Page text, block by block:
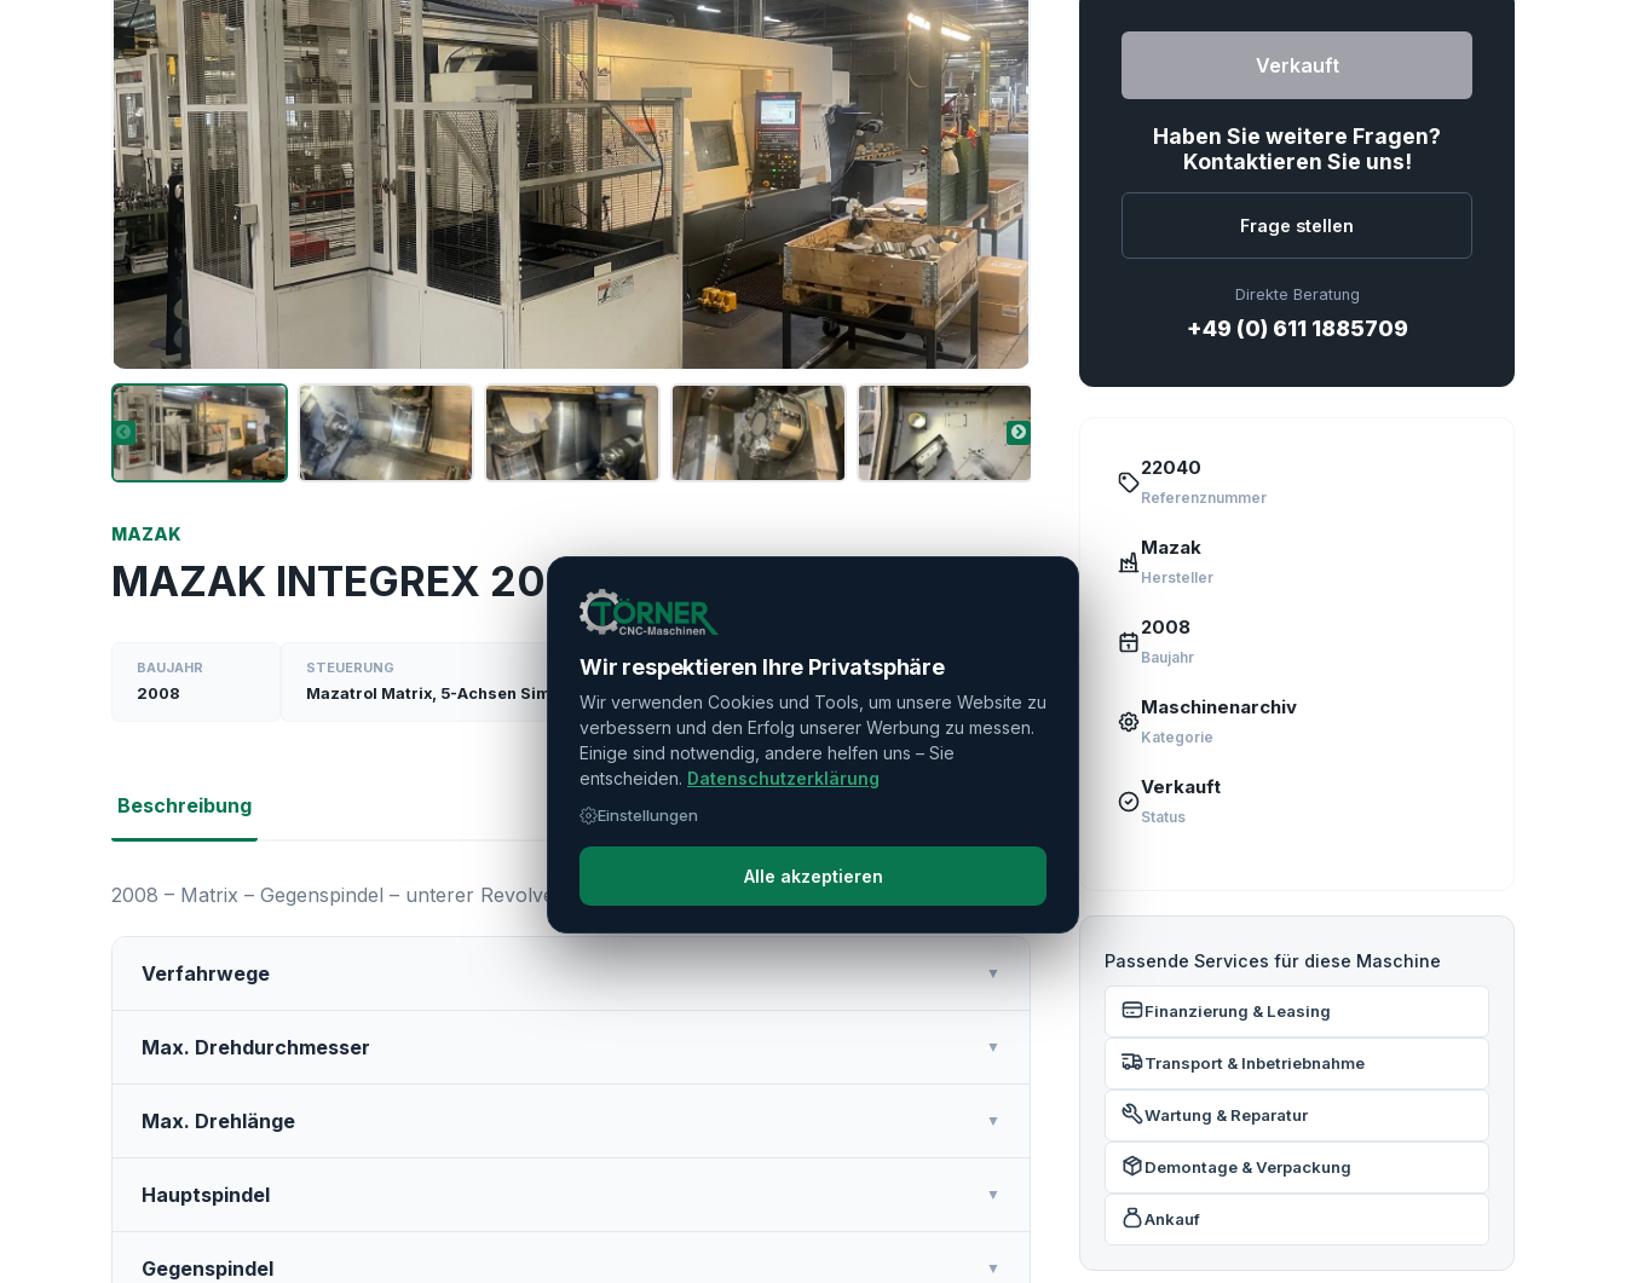
MAZAK
MAZAK INTEGREX 200-IVST + Flex GL-100F
BAUJAHR
2008
STEUERUNG
Mazatrol Matrix, 5-Achsen Simultanbearbeitung
Beschreibung
2008 – Matrix – Gegenspindel – unterer Revolver – Portallader
Verfahrwege ▼
Max. Drehdurchmesser ▼
Max. Drehlänge ▼
Hauptspindel ▼
Gegenspindel ▼
Verkauft
Haben Sie weitere Fragen?
Kontaktieren Sie uns!
Frage stellen
Direkte Beratung
+49 (0) 611 1885709
22040
Referenznummer
Mazak
Hersteller
2008
Baujahr
Maschinenarchiv
Kategorie
Verkauft
Status
Passende Services für diese Maschine
Finanzierung & Leasing
Transport & Inbetriebnahme
Wartung & Reparatur
Demontage & Verpackung
Ankauf
Wir respektieren Ihre Privatsphäre
Wir verwenden Cookies und Tools, um unsere Website zu
verbessern und den Erfolg unserer Werbung zu messen.
Einige sind notwendig, andere helfen uns – Sie
entscheiden. Datenschutzerklärung
Einstellungen
Alle akzeptieren